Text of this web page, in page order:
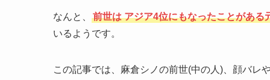
なんと、 前世は アジア4位にもなったことがある
いるようです。
この記事では、麻倉シノの前世(中の人)、顔バレ